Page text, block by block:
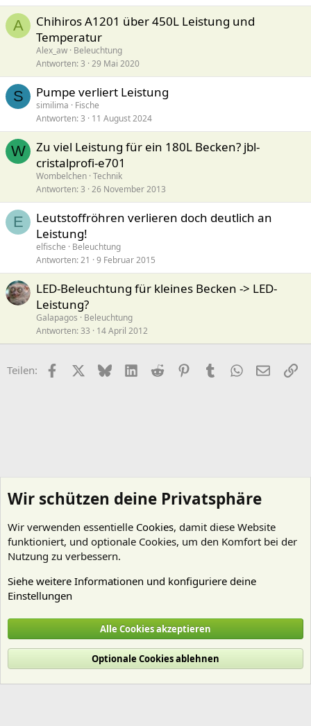
A
Chihiros A1201 über 450L Leistung und
Temperatur
Alex_aw Beleuchtung
Antworten 3 29 Mai 2020
S Pumpe verliert Leistung
similima
Fische
Antworten 3 11 August 2024
W
Zu viel Leistung für ein 180L Becken? jbl-
cristalprofi-e701
Wombelchen Technik
Antworten 3 26 November 2013
E
Leutstoffröhren verlieren doch deutlich an
Leistung!
elfische
Beleuchtung
Antworten 21 9 Februar 2015
LED-Beleuchtung für kleines Becken -> LED-
Leistung?
Galapagos
Beleuchtung
Antworten 33 14 April 2012
Teilen: FacebookX (Twitter)
BlueskyLinkedIn
Reddit PinterestTumblr WhatsApp
E-Mail
Cookies
Deutsch (Du)
Nutzungsbedingungen
Datenschutz Hilfe und Impressum
R
Wir schützen deine Privatsphäre
Wir verwenden essentielle Cookies, damit diese Website
funktioniert, und optionale Cookies, um den Komfort bei der
Nutzung zu verbessern.
Siehe weitere Informationen und konfiguriere deine
Einstellungen
Alle Cookies akzeptieren
Optionale Cookies ablehnen